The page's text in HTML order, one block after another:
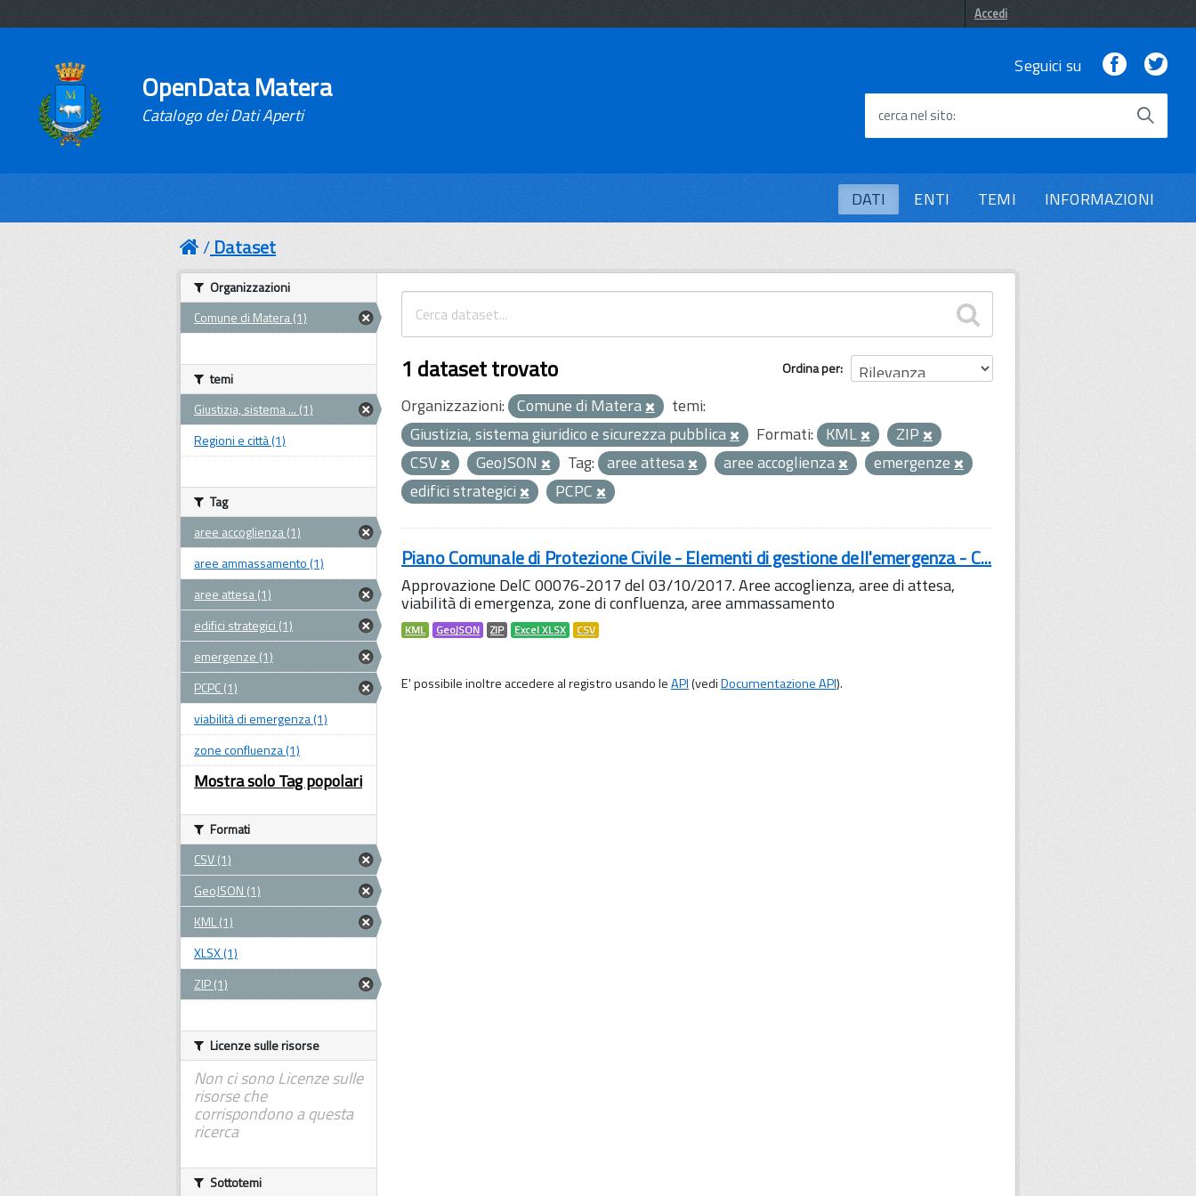
Accedi
OpenData Matera
Catalogo dei Dati Aperti
Seguici su Facebook
cerca nel sito
DATI ENTI TEMI INFORMAZIONI
Dataset
Ordina per
1 dataset trovato
Organizzazioni: Comune di Matera
temi:
Giustizia, sistema giuridico e sicurezza pubblica
Formati: KML
ZIP
CSV
GeoJSON Tag: aree attesa aree accoglienza
emergenze
edifici strategici
PCPC
Piano Comunale di Protezione Civile - Elementi di gestione dell'emergenza - C...
Approvazione DelC 00076-2017 del 03/10/2017. Aree accoglienza, aree di attesa,
viabilità di emergenza, zone di confluenza, aree ammassamento
KML GeoJSON ZIP Excel XLSX CSV
E' possibile inoltre accedere al registro usando leAPI(vediDocumentazione API).
Organizzazioni
Comune di Matera (1)
temi
Giustizia, sistema ... (1)
Regioni e città (1)
Tag
aree accoglienza (1)
aree ammassamento (1)
aree attesa (1)
edifici strategici (1)
emergenze (1)
PCPC (1)
viabilità di emergenza (1)
zone confluenza (1)
Mostra solo Tag popolari
Formati
CSV (1)
GeoJSON (1)
KML (1)
XLSX (1)
ZIP (1)
Licenze sulle risorse
Non ci sono Licenze sulle
risorse che
corrispondono a questa
ricerca
Sottotemi